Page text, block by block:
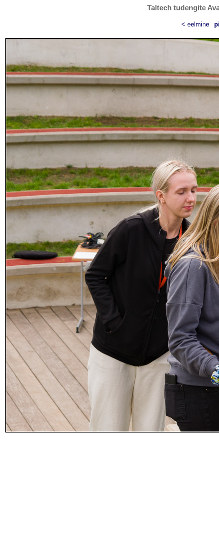
Taltech tudengite
< eelmine